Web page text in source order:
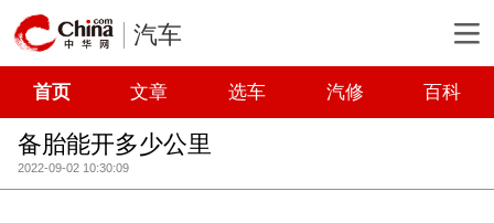
汽车
首页 文章 选车 汽修 百科
备胎能开多少公里
2022-09-02 10:30:09